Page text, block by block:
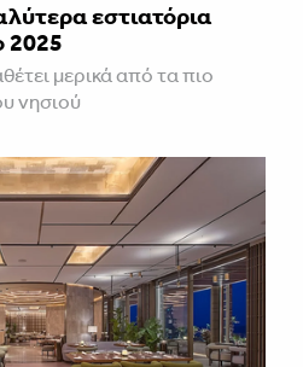
εστιατόρια
2025
μερικά από τα πιο
νησιού